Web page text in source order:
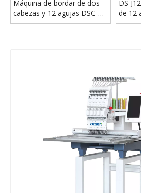
Máquina de bordar computarizada de cabezal único de gran formato DS-J1201L
Máquina de bordar de dos
cabezas y 12 agujas DSC-
J1202
DS-
de 12